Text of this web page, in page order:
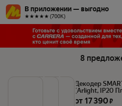
В приложении — выгодно
★★★★★ (700К)
8
Декодер
(Arlight, IP20
от 17 390 ₽